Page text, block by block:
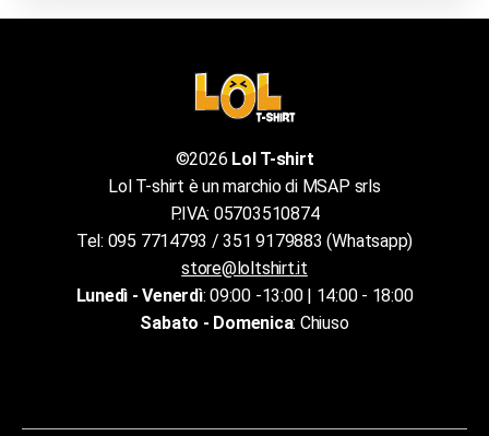
©2026 Lol T-shirt
Lol T-shirt è un marchio di MSAP srls
P.IVA: 05703510874
Tel: 095 7714793 / 351 9179883 (Whatsapp)
store@loltshirt.it
Lunedì - Venerdì: 09:00 -13:00 | 14:00 - 18:00
Sabato - Domenica: Chiuso